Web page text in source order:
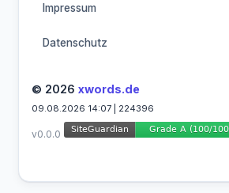
Impressum
Datenschutz
© 2026 xwords.de
09.08.2026 14:07 | 224396
v0.0.0